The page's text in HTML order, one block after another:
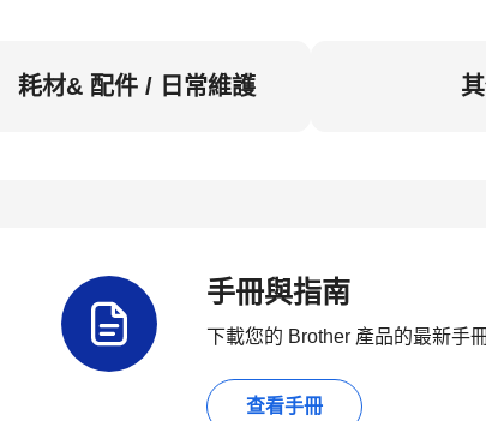
耗材& 配件 / 日常維護
手冊與指南
下載您的 Brother 產品的最新手
查看手冊